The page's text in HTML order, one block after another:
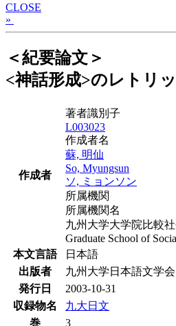
CLOSE
»
＜紀要論文＞
<神話形成>のレトリ
作成者
著者識別子
L003023
作成者名
蘇, 明仙
So, Myungsun
ソ, ミョンソン
所属機関
所属機関名
九州大学大学院比較
Graduate School of
本文言語
日本語
出版者
九州大学日本語文学
発行日
2003-10-31
収録物名
九大日文
巻
3